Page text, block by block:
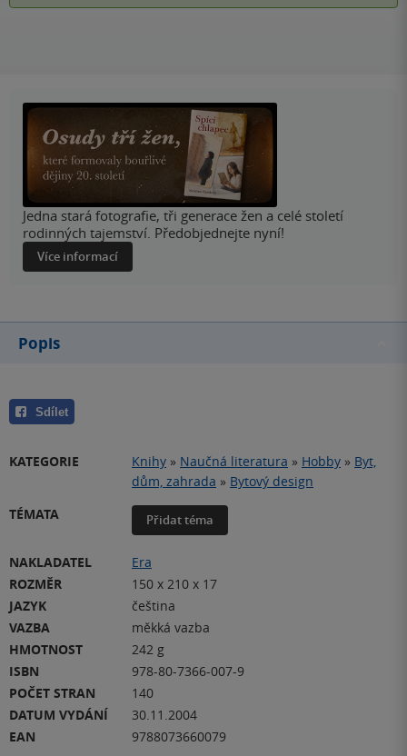
Jedna stará fotografie, tři generace žen a celé století
rodinných tajemství. Předobjednejte nyní!
Více informací
Popis
Sdílet
KATEGORIE Knihy » Naučná literatura » Hobby » Byt,
dům, zahrada » Bytový design
TÉMATA
Přidat téma
NAKLADATEL
Era
ROZMĚR
150 x 210 x 17
JAZYK
čeština
VAZBA
měkká vazba
HMOTNOST
242 g
ISBN
978-80-7366-007-9
POČET STRAN
140
DATUM VYDÁNÍ
30.11.2004
EAN
9788073660079